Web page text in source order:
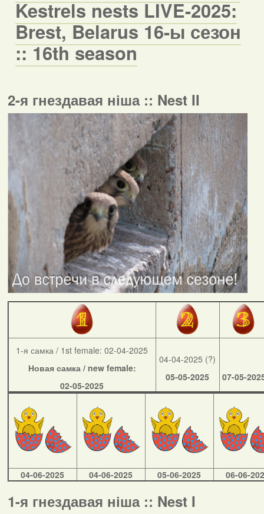
Kestrels nests LIVE-2025:
Brest, Belarus 16-ы сезон
:: 16th season
2-я гнездавая ніша :: Nest II
1-я самка / 1st female: 02-04-2025
Новая самка / new female:
02-05-2025
04-04-2025 (?)
05-05-2025
07-05-
04-06-2025 04-06-2025 05-06-2025 06-06-
1-я гнездавая ніша :: Nest I